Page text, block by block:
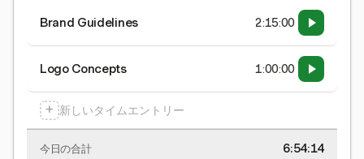
Brand Guidelines 2:15:00
Logo Concepts 1:00:00
+ 新しいタイムエントリー
今日の合計 6:54:15